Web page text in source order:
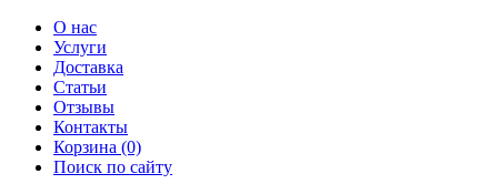
О нас
Услуги
Доставка
Статьи
Отзывы
Контакты
Корзина (0)
Поиск по сайту